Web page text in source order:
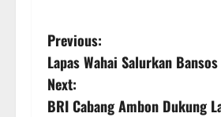
Previous:
Lapas Wahai Salurkan
Next:
BRI Cabang Ambon Dukung